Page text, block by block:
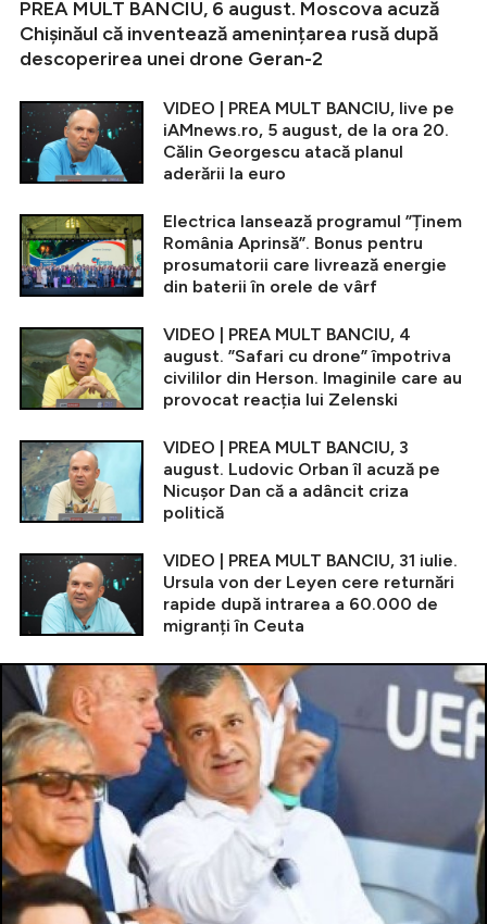
PREA MULT BANCIU, 6 august. Moscova acuză
Chișinăul că inventează amenințarea rusă după
descoperirea unei drone Geran-2
VIDEO | PREA MULT BANCIU, live pe
iAMnews.ro, 5 august, de la ora 20.
Călin Georgescu atacă planul
aderării la euro
Electrica lansează programul ”Ținem
România Aprinsă”. Bonus pentru
prosumatorii care livrează energie
din baterii în orele de vârf
VIDEO | PREA MULT BANCIU, 4
august. ”Safari cu drone” împotriva
civililor din Herson. Imaginile care au
provocat reacția lui Zelenski
VIDEO | PREA MULT BANCIU, 3
august. Ludovic Orban îl acuză pe
Nicușor Dan că a adâncit criza
politică
VIDEO | PREA MULT BANCIU, 31 iulie.
Ursula von der Leyen cere returnări
rapide după intrarea a 60.000 de
migranți în Ceuta